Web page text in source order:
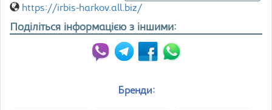
https://irbis-harkov.all.biz/
Поділіться інформацією з іншими:
Бренди: